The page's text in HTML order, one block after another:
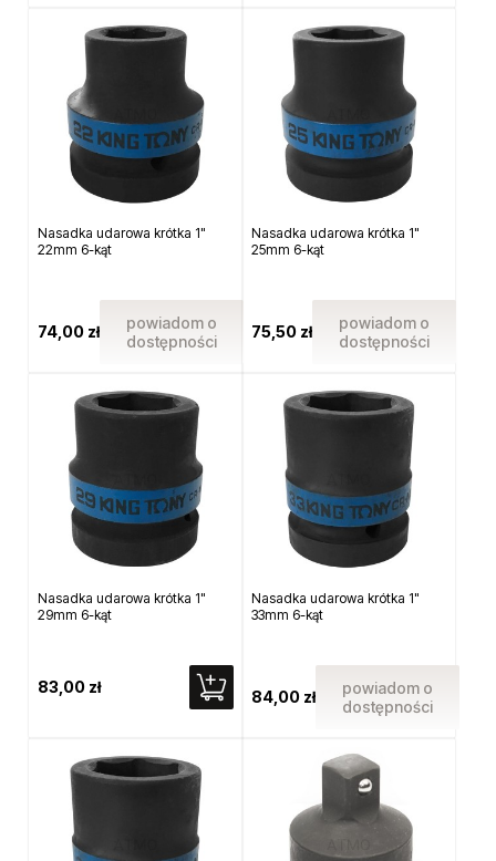
Nasadka udarowa krótka 1"
22mm 6-kąt
74,00 zł
powiadom o
dostępności
Nasadka udarowa krótka 1"
25mm 6-kąt
75,50 zł
powiadom o
dostępności
Nasadka udarowa krótka 1"
29mm 6-kąt
83,00 zł
Nasadka udarowa krótka 1"
33mm 6-kąt
84,00 zł
powiadom o
dostępności